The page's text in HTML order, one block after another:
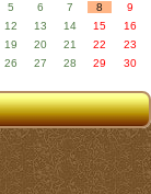
5 6 7 8
9
12 13 14 15
16
19 20 21 22
23
26 27 28 29
30